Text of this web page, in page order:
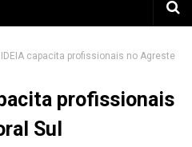
IDEIA capacita profissionais no Agreste
profissionais
Sul